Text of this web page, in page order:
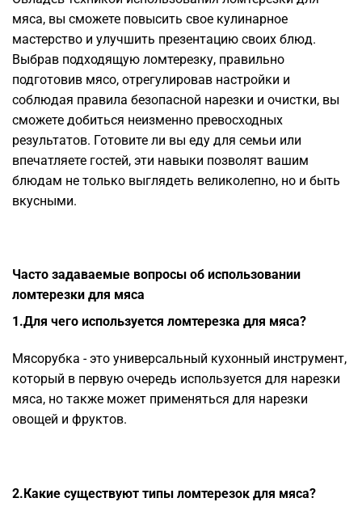
мяса, вы сможете повысить свое кулинарное
мастерство и улучшить презентацию своих блюд.
Выбрав подходящую ломтерезку, правильно
подготовив мясо, отрегулировав настройки и
соблюдая правила безопасной нарезки и очистки, вы
сможете добиться неизменно превосходных
результатов. Готовите ли вы еду для семьи или
впечатляете гостей, эти навыки позволят вашим
блюдам не только выглядеть великолепно, но и быть
вкусными.
Часто задаваемые вопросы об использовании
ломтерезки для мяса
1.Для чего используется ломтерезка для мяса?
Мясорубка - это универсальный кухонный инструмент,
который в первую очередь используется для нарезки
мяса, но также может применяться для нарезки
овощей и фруктов.
2.Какие существуют типы ломтерезок для мяса?